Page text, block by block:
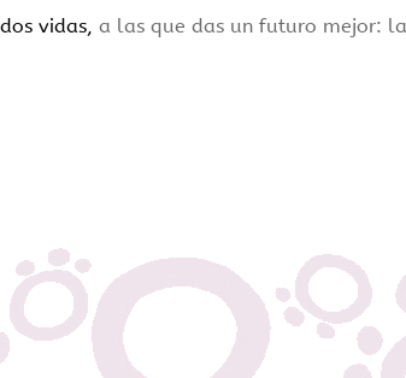
vidas, a las que das un futuro mejor: